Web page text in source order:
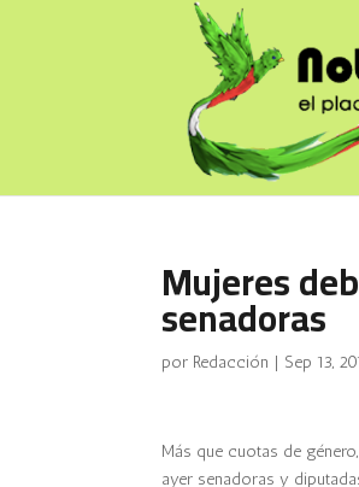
Mujeres
senadoras
por Redacción | Sep 13,
Más que cuotas de
ayer senadoras y